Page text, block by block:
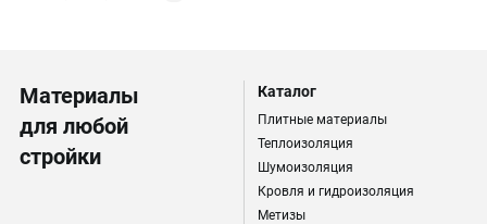
Материалы
для любой
стройки
Каталог
Плитные материалы
Теплоизоляция
Шумоизоляция
Кровля и гидроизоляция
Метизы